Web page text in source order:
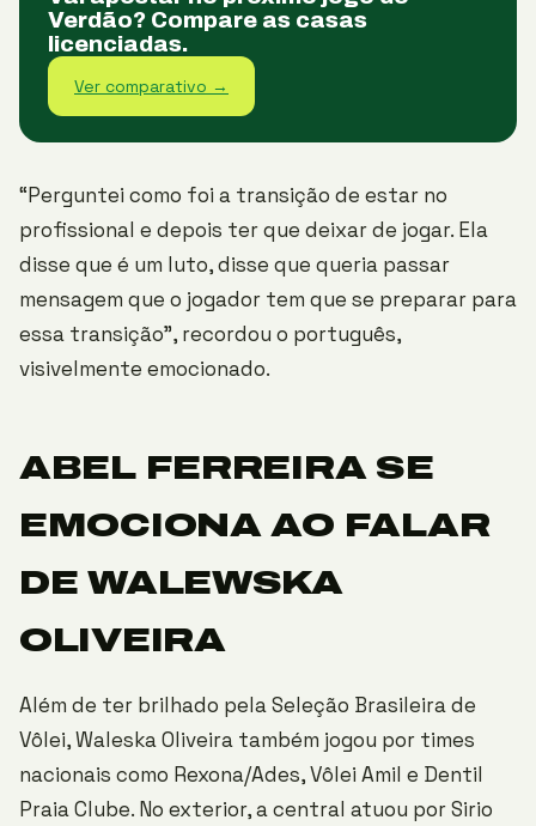
Verdão? Compare as casas
licenciadas.
Ver comparativo →
“Perguntei como foi a transição de estar no
profissional e depois ter que deixar de jogar. Ela
disse que é um luto, disse que queria passar
mensagem que o jogador tem que se preparar para
essa transição”, recordou o português,
visivelmente emocionado.
ABEL FERREIRA SE
EMOCIONA AO FALAR
DE WALEWSKA
OLIVEIRA
Além de ter brilhado pela Seleção Brasileira de
Vôlei, Waleska Oliveira também jogou por times
nacionais como Rexona/Ades, Vôlei Amil e Dentil
Praia Clube. No exterior, a central atuou por Sirio